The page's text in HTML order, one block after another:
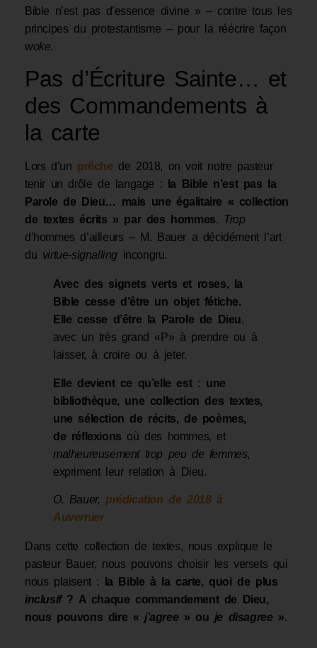
Bible n’est pas d’essence divine » – contre tous les
principes du protestantisme – pour la réécrire façon
woke.
Pas d’Écriture Sainte… et
des Commandements à
la carte
Lors d’un prêche de 2018, on voit notre pasteur
tenir un drôle de langage : la Bible n’est pas la
Parole de Dieu… mais une égalitaire « collection
de textes écrits » par des hommes. Trop
d’hommes d’ailleurs – M. Bauer a décidément l’art
du virtue-signalling incongru.
Avec des signets verts et roses, la
Bible cesse d’être un objet fétiche.
Elle cesse d’être la Parole de Dieu,
avec un très grand «P» à prendre ou à
laisser, à croire ou à jeter.
Elle devient ce qu’elle est : une
bibliothèque, une collection des textes,
une sélection de récits, de poèmes,
de réflexions où des hommes, et
malheureusement trop peu de femmes,
expriment leur relation à Dieu.
O. Bauer, prédication de 2018 à
Auvernier
Dans cette collection de textes, nous explique le
pasteur Bauer, nous pouvons choisir les versets qui
nous plaisent : la Bible à la carte, quoi de plus
inclusif ? A chaque commandement de Dieu,
nous pouvons dire «j’agree » ou je disagree ».